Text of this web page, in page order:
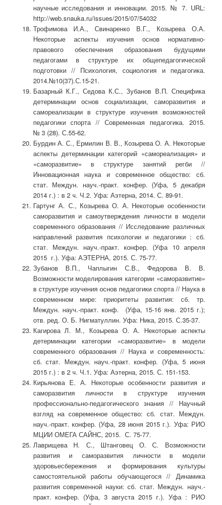
научные исследования и инновации. 2015. № 7. URL:
http://web.snauka.ru/issues/2015/07/54032
Трофимова И.А., Свинаренко В.Г., Козырева О.А.
Некоторые аспекты изучения основ нормативно-
правового обеспечения образования будущими
педагогами в структуре их общепедагогической
подготовки // Психология, социология и педагогика.
2014.№10(37).С.15-21.
Базарный К.Г., Седова К.С., Зубанов В.П. Специфика
детерминации основ социализации, саморазвития и
самореализации в структуре изучения возможностей
педагогики спорта // Современная педагогика. 2015.
№ 3 (28). С.55-62.
Бурдин А. С., Ермилин В. В., Козырева О. А. Некоторые
аспекты детерминации категорий «самореализация» и
«саморазвитие» в структуре занятий регби //
Инновационная наука и современное общество: сб.
стат. Междун. науч.-практ. конфер. (Уфа, 5 декабря
2014 г.) : в 2 ч. Ч.2. Уфа: Аэтерна, 2014. С. 89-91.
Гартунг А. С., Козырева О. А. Некоторые особенности
саморазвития и самоутверждения личности в модели
современного образования // Исследование различных
направлений развития психологии и педагогики : сб.
стат. Междун. науч.-практ. конфер. (Уфа 10 апреля
2015 г.). Уфа: АЭТЕРНА, 2015. С. 75-77.
Зубанов В.П., Чаплыгин С.В., Федорова В. В.
Возможности моделирования категории «саморазвитие»
в структуре изучения основ педагогики спорта // Наука в
современном мире: приоритеты развития: сб. тр.
Междун. науч.-практ. конф. (Уфа, 15-16 янв. 2015 г.);
отв. ред. О. Б. Нигматуллин. Уфа: Ника, 2015. С.35-37.
Кагирова Л. М., Козырева О. А. Некоторые аспекты
детерминации категории «саморазвитие» в модели
современного образования // Наука и современность:
сб. стат. Междун. науч.-практ. конфер. (Уфа, 5 июня
2015 г.) : в 2 ч. Ч.1. Уфа: Аэтерна, 2015. С. 151-153.
Кирьянова Е. А. Некоторые особенности развития и
саморазвития личности в структуре изучения
профессионально-педагогического знания // Научный
взгляд на современное общество: сб. стат. Междун.
науч.-практ. конфер. (Уфа, 28 июня 2015 г.). Уфа: РИО
МЦИИ ОМЕГА САЙНС, 2015. С. 75-77.
Лаврищева Н. С., Штанговец О. С. Возможности
развития и саморазвития личности в модели
здоровьесбережения и формирования культуры
самостоятельной работы обучающегося // Динамика
развития современной науки: сб. стат. Междун. науч.-
практ. конфер. (Уфа, 3 августа 2015 г.). Уфа : РИО